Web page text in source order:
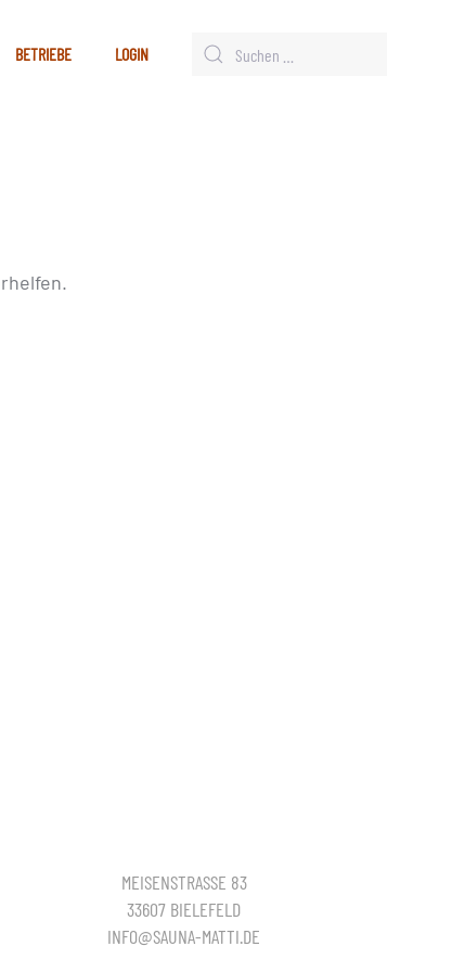
BETRIEBE LOGIN
MEISENSTRASSE 83
33607 BIELEFELD
INFO@SAUNA-MATTI.DE